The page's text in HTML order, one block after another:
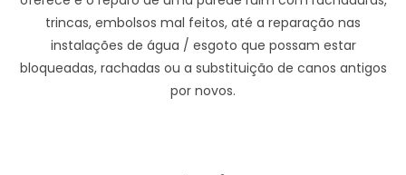
trincas, embolsos mal feitos, até a reparação nas
instalações de água / esgoto que possam estar
bloqueadas, rachadas ou a substituição de canos antigos
por novos.